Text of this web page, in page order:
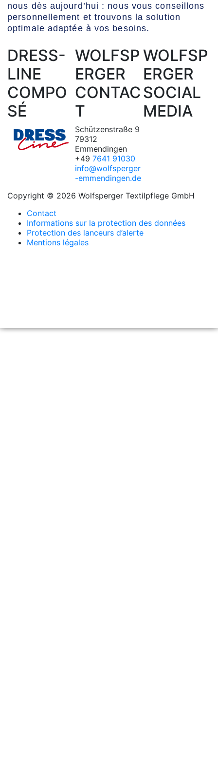
nous dès aujourd’hui : nous vous conseillons
personnellement et trouvons la solution
optimale adaptée à vos besoins.
DRESS-
LINE
COMPO
SÉ
WOLFSP
ERGER
CONTAC
T
Schützenstraße 9
79312
Emmendingen
+49 7641 91030
info@wolfsperger
-emmendingen.de
WOLFSP
ERGER
SOCIAL
MEDIA
Copyright © 2026 Wolfsperger Textilpflege GmbH
Contact
Informations sur la protection des données
Protection des lanceurs d’alerte
Mentions légales